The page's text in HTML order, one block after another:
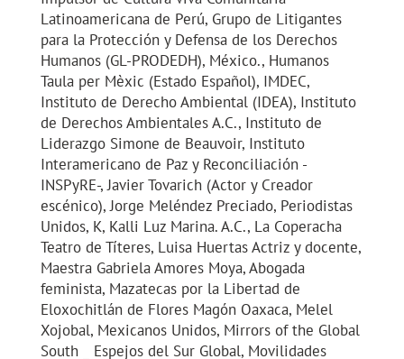
Latinoamericana de Perú, Grupo de Litigantes
para la Protección y Defensa de los Derechos
Humanos (GL-PRODEDH), México., Humanos
Taula per Mèxic (Estado Español), IMDEC,
Instituto de Derecho Ambiental (IDEA), Instituto
de Derechos Ambientales A.C., Instituto de
Liderazgo Simone de Beauvoir, Instituto
Interamericano de Paz y Reconciliación -
INSPyRE-, Javier Tovarich (Actor y Creador
escénico), Jorge Meléndez Preciado, Periodistas
Unidos, K, Kalli Luz Marina. A.C., La Coperacha
Teatro de Títeres, Luisa Huertas Actriz y docente,
Maestra Gabriela Amores Moya, Abogada
feminista, Mazatecas por la Libertad de
Eloxochitlán de Flores Magón Oaxaca, Melel
Xojobal, Mexicanos Unidos, Mirrors of the Global
South _ Espejos del Sur Global, Movilidades